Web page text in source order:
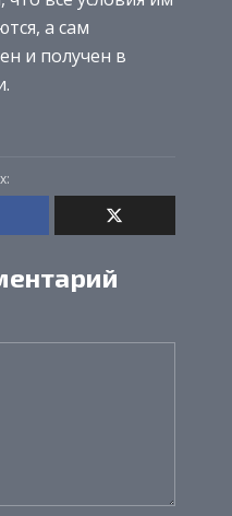
а сам
и получен в